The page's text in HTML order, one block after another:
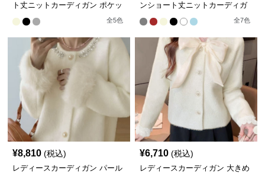
ト丈ニットカーディガン ポケッ
全5色
ンショート丈ニットカーディガ
全7色
¥8,810 (税込)
レディースカーディガン パール
¥6,710 (税込)
レディースカーディガン 大きめ